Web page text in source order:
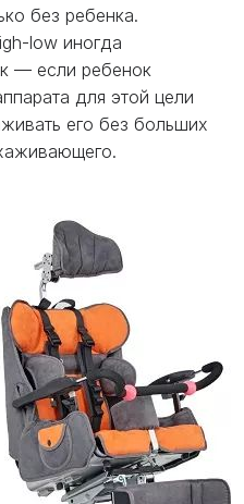
без ребенка.
low иногда
— если ребенок
для этой цели
его без больших